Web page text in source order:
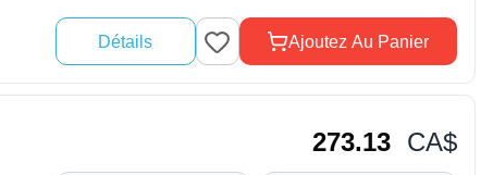
Détails Ajoutez Au Panier
273.13 CA$